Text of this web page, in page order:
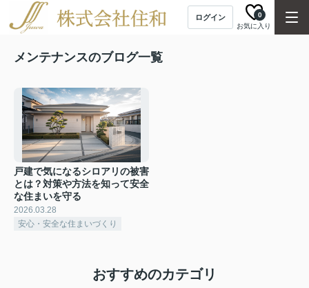
ログイン
お気に入り
0
メンテナンスのブログ一覧
戸建で気になるシロアリの被害
とは？対策や方法を知って安全
な住まいを守る
2026.03.28
安心・安全な住まいづくり
おすすめのカテゴリ